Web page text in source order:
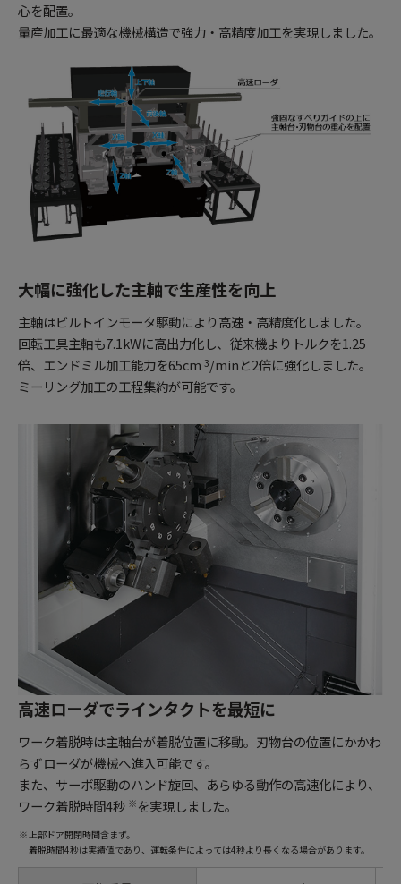
心を配置。
量産加工に最適な機械構造で強力・高精度加工を実現しました。
大幅に強化した主軸で生産性を向上
主軸はビルトインモータ駆動により高速・高精度化しました。
回転工具主軸も7.1kWに高出力化し、従来機よりトルクを1.25
倍、エンドミル加工能力を65cm 3/minと2倍に強化しました。
ミーリング加工の工程集約が可能です。
高速ローダでラインタクトを最短に
ワーク着脱時は主軸台が着脱位置に移動。刃物台の位置にかかわ
らずローダが機械へ進入可能です。
また、サーボ駆動のハンド旋回、あらゆる動作の高速化により、
ワーク着脱時間4秒 ※ を実現しました。
※ 上部ドア開閉時間含まず。
着脱時間4秒は実績値であり、運転条件によっては4秒より長くなる場合があります。